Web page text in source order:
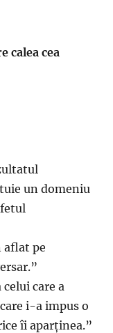
calea cea
un domeniu
aflat pe
care a
i-a impus o
îi aparținea.”